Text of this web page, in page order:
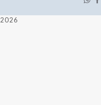
2026